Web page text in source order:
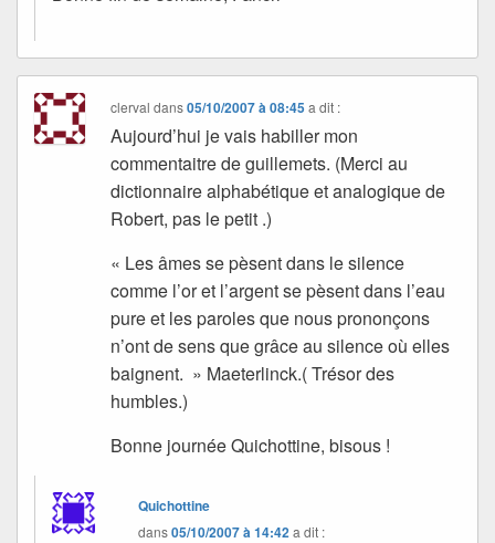
clerval dans05/10/2007 à 08:45 a dit :
Aujourd’hui je vais habiller mon
commentaitre de guillemets. (Merci au
dictionnaire alphabétique et analogique de
Robert, pas le petit .)
« Les âmes se pèsent dans le silence
comme l’or et l’argent se pèsent dans l’eau
pure et les paroles que nous prononçons
n’ont de sens que grâce au silence où elles
baignent. » Maeterlinck.( Trésor des
humbles.)
Bonne journée Quichottine, bisous !
Quichottine
dans05/10/2007 à 14:42a dit :